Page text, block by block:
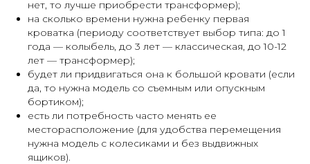
нет, то лучше приобрести трансформер);
на сколько времени нужна ребенку первая
кроватка (периоду соответствует выбор типа: до 1
года — колыбель, до 3 лет — классическая, до 10-12
лет — трансформер);
будет ли придвигаться она к большой кровати (если
да, то нужна модель со съемным или опускным
бортиком);
есть ли потребность часто менять ее
месторасположение (для удобства перемещения
нужна модель с колесиками и без выдвижных
ящиков).